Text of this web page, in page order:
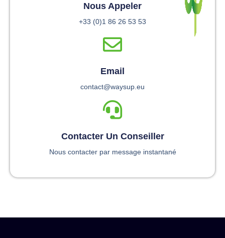
Nous Appeler
+33 (0)1 86 26 53 53
Email
contact@waysup.eu
Contacter Un Conseiller
Nous contacter par message instantané